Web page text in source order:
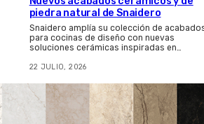
piedra natural de Snaidero
Snaidero amplía su colección de
para cocinas de diseño con nuevas
soluciones cerámicas inspiradas en…
22 JULIO, 2026